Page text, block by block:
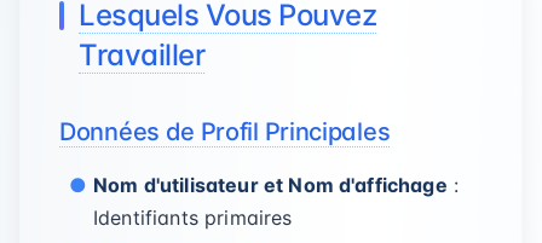
Lesquels Vous Pouvez
Travailler
Données de Profil Principales
Nom d'utilisateur et Nom d'affichage :
Identifiants primaires